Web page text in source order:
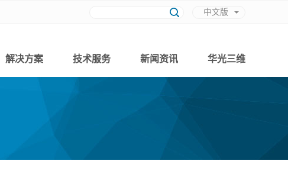
中文版
解决方案 技术服务 新闻资讯 华光三维